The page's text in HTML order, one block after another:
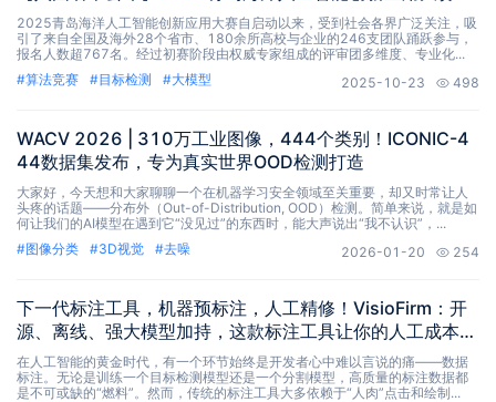
2025青岛海洋人工智能创新应用大赛自启动以来，受到社会各界广泛关注，吸
引了来自全国及海外28个省市、180余所高校与企业的246支团队踊跃参与，
报名人数超767名。经过初赛阶段由权威专家组成的评审团多维度、专业化...
#算法竞赛 #目标检测 #大模型 2025-10-23 498
WACV 2026 | 310万工业图像，444个类别！ICONIC-4
44数据集发布，专为真实世界OOD检测打造
大家好，今天想和大家聊聊一个在机器学习安全领域至关重要，却又时常让人
头疼的话题——分布外（Out-of-Distribution, OOD）检测。简单来说，就是如
何让我们的AI模型在遇到它“没见过”的东西时，能大声说出“我不认识”，...
#图像分类 #3D视觉 #去噪 2026-01-20 254
下一代标注工具，机器预标注，人工精修！VisioFirm：开
源、离线、强大模型加持，这款标注工具让你的人工成本降
低90%！
在人工智能的黄金时代，有一个环节始终是开发者心中难以言说的痛——数据
标注。无论是训练一个目标检测模型还是一个分割模型，高质量的标注数据都
是不可或缺的“燃料”。然而，传统的标注工具大多依赖于“人肉”点击和绘制...